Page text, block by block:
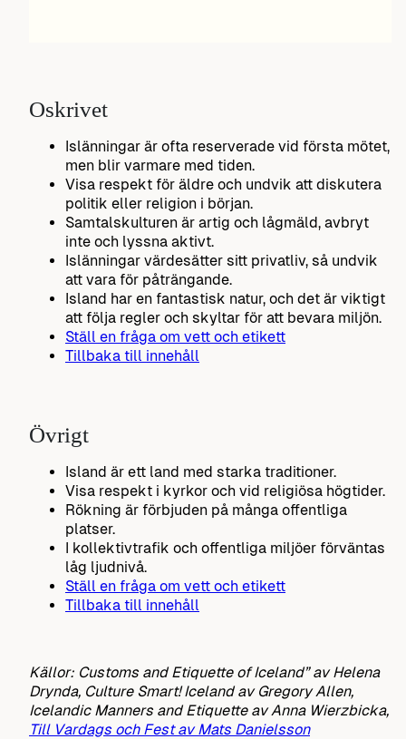
Oskrivet
Islänningar är ofta reserverade vid första mötet,
men blir varmare med tiden.
Visa respekt för äldre och undvik att diskutera
politik eller religion i början.
Samtalskulturen är artig och lågmäld, avbryt
inte och lyssna aktivt.
Islänningar värdesätter sitt privatliv, så undvik
att vara för påträngande.
Island har en fantastisk natur, och det är viktigt
att följa regler och skyltar för att bevara miljön.
Ställ en fråga om vett och etikett
Tillbaka till innehåll
Övrigt
Island är ett land med starka traditioner.
Visa respekt i kyrkor och vid religiösa högtider.
Rökning är förbjuden på många offentliga
platser.
I kollektivtrafik och offentliga miljöer förväntas
låg ljudnivå.
Ställ en fråga om vett och etikett
Tillbaka till innehåll
Källor: Customs and Etiquette of Iceland” av Helena
Drynda, Culture Smart! Iceland av Gregory Allen,
Icelandic Manners and Etiquette av Anna Wierzbicka,
Till Vardags och Fest av Mats Danielsson